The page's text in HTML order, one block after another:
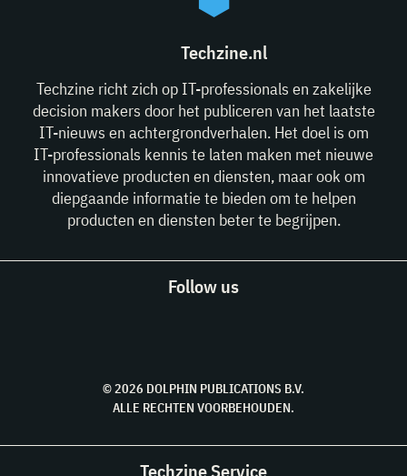
Techzine.nl
Techzine richt zich op IT-professionals en zakelijke
decision makers door het publiceren van het laatste
IT-nieuws en achtergrondverhalen. Het doel is om
IT-professionals kennis te laten maken met nieuwe
innovatieve producten en diensten, maar ook om
diepgaande informatie te bieden om te helpen
producten en diensten beter te begrijpen.
Follow us
© 2026 DOLPHIN PUBLICATIONS B.V.
ALLE RECHTEN VOORBEHOUDEN.
Techzine Service